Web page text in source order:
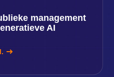
management
AI